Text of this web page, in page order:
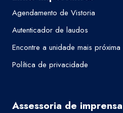
Agendamento de Vistoria
Autenticador de laudos
Encontre a unidade mais próxima
Política de privacidade
Assessoria de imprensa